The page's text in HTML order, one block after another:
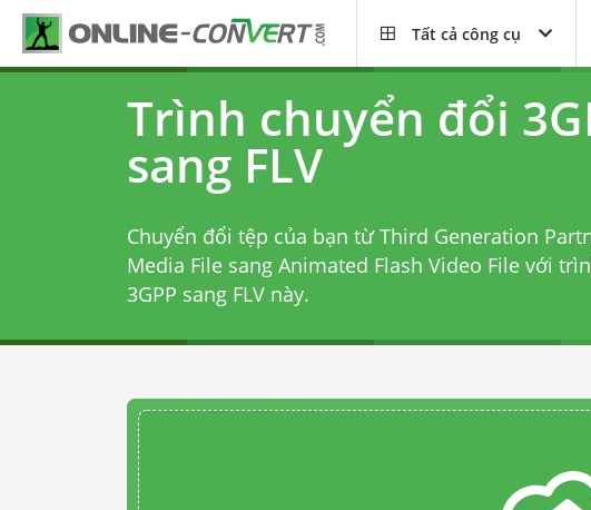
Tất cả công cụ
Trình chuyển đổi
sang FLV
Chuyển đổi tệp của bạn từ Third Generation
Media File sang Animated Flash Video File với
3GPP sang FLVnày.